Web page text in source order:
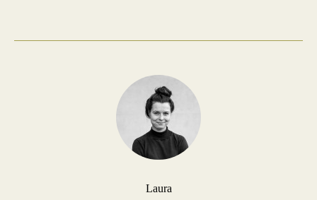
Laura